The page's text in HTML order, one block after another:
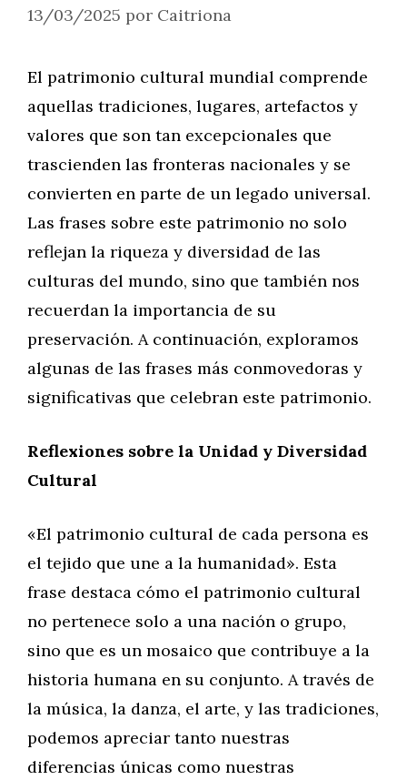
13/03/2025 por Caitriona
El patrimonio cultural mundial comprende
aquellas tradiciones, lugares, artefactos y
valores que son tan excepcionales que
trascienden las fronteras nacionales y se
convierten en parte de un legado universal.
Las frases sobre este patrimonio no solo
reflejan la riqueza y diversidad de las
culturas del mundo, sino que también nos
recuerdan la importancia de su
preservación. A continuación, exploramos
algunas de las frases más conmovedoras y
significativas que celebran este patrimonio.
Reflexiones sobre la Unidad y Diversidad
Cultural
«El patrimonio cultural de cada persona es
el tejido que une a la humanidad». Esta
frase destaca cómo el patrimonio cultural
no pertenece solo a una nación o grupo,
sino que es un mosaico que contribuye a la
historia humana en su conjunto. A través de
la música, la danza, el arte, y las tradiciones,
podemos apreciar tanto nuestras
diferencias únicas como nuestras